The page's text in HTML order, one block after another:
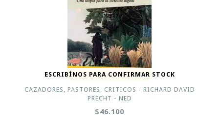
ESCRIBÍNOS PARA CONFIRMAR STOCK
CAZADORES, PASTORES, CRITICOS - RICHARD DAVID
PRECHT - NED
$46.100